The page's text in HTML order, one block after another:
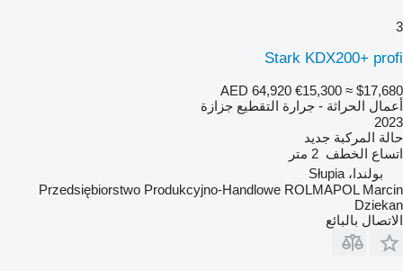
3
Stark KDX200+ profi
AED 64,920 €15,300 ≈ $17,680
أعمال الحراثة - جرارة التقطيع جزازة
2023
حالة المركبة جديد
اتساع الخطف 2 متر
بولندا، Słupia
Przedsiębiorstwo Produkcyjno-Handlowe ROLMAPOL Marcin
Dziekan
الاتصال بالبائع